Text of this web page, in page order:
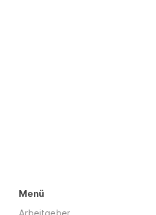
Menü